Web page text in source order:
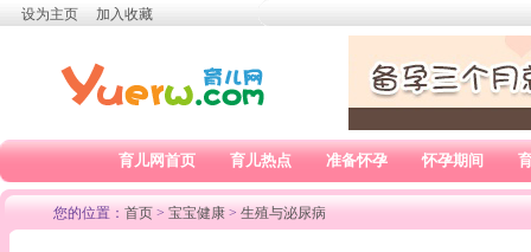
设为主页 加入收藏
育儿网首页 育儿热点 准备怀孕 怀孕期间
您的位置： 首页 > 宝宝健康 > 生殖与泌尿病